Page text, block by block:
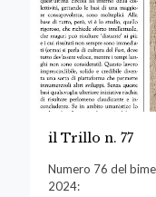
il Trillo n. 77
Numero 76 del
2024: